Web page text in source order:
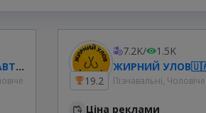
АВТОМОБІЛИЧ І АВТОБАЗАР I ПРОДАМ АВТО І КУПЛЮ АВТО
19.2
7.2K/
1.5K
Пізнавальні, Чоловіче
Ціна реклами